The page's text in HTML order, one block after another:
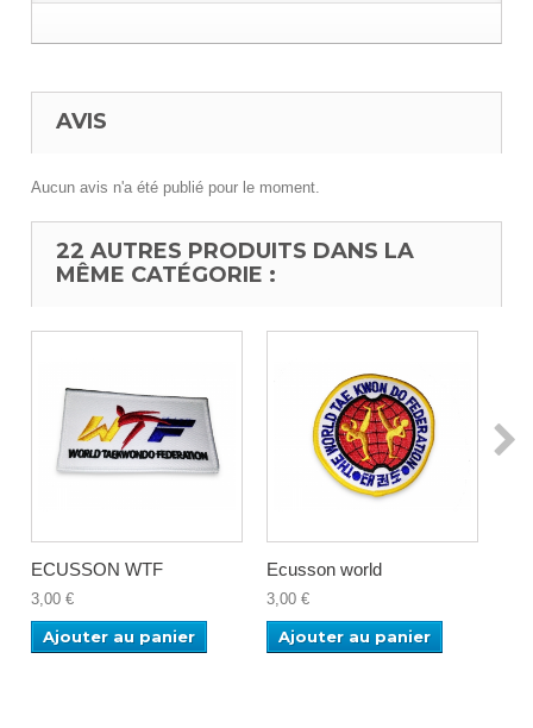
AVIS
Aucun avis n'a été publié pour le moment.
22 AUTRES PRODUITS DANS LA
MÊME CATÉGORIE :
ECUSSON WTF
3,00 €
Ajouter au panier
Ecusson world
3,00 €
Ajouter au panier